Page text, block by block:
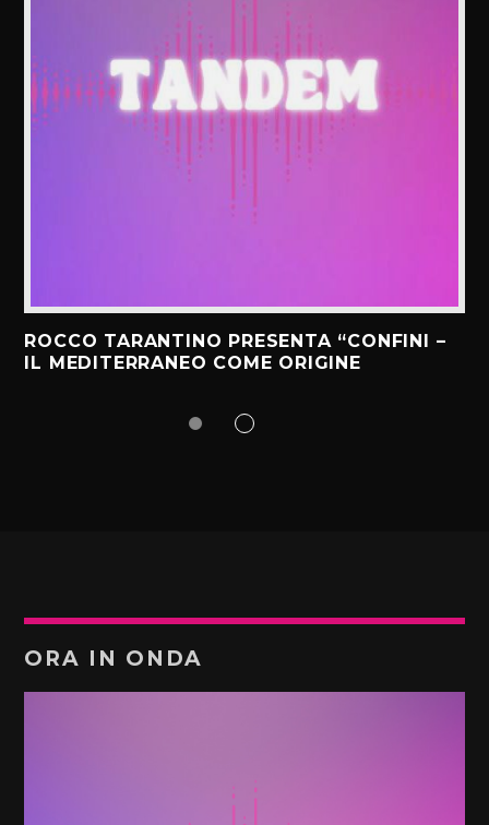
ROCCO TARANTINO PRESENTA “CONFINI –
IL MEDITERRANEO COME ORIGINE
ORA IN ONDA